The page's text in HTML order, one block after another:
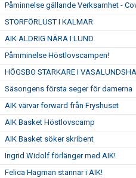
Påminnelse gällande Verksamhet -
STORFÖRLUST I KALMAR
AIK ALDRIG NÄRA I LUND
Påmminelse Höstlovscampen!
HÖGSBO STARKARE I
Säsongens första seger för damerna
AIK värvar forward från Fryshuset
AIK Basket Höstlovscamp
AIK Basket söker skribent
Ingrid Widolf förlänger med AIK!
Felica Hagman stannar i AIK!